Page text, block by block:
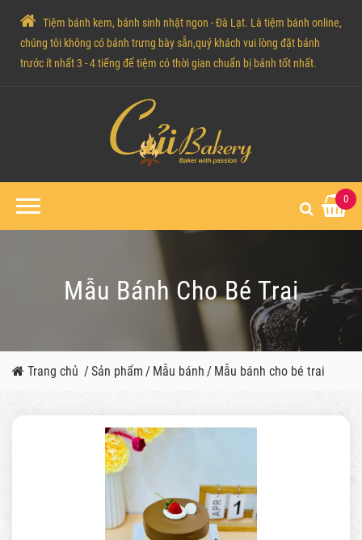
Tiệm bánh kem, bánh sinh nhật ngon - Đà Lạt. Là tiệm bánh online,
chúng tôi không có bánh trưng bày sẵn,quý khách vui lòng đặt bánh
trước ít nhất 3 - 4 tiếng để tiệm có thời gian chuẩn bị bánh tốt nhất.
0
Mẫu Bánh Cho Bé Trai
Trang chủ /Sản phẩm / Mẫu bánh / Mẫu bánh cho bé trai